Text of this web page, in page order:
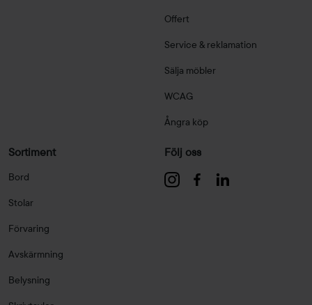
Offert
Service & reklamation
Sälja möbler
WCAG
Ångra köp
Sortiment
Bord
Stolar
Förvaring
Avskärmning
Belysning
Följ oss